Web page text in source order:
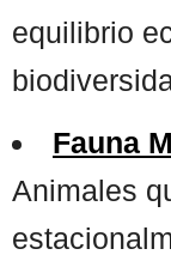
equilibrio
Fauna
Animales